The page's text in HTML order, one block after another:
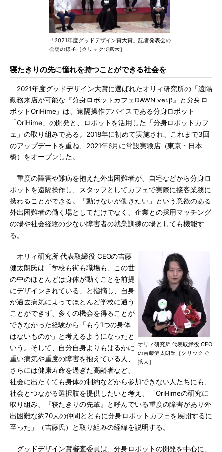
「2021年度グッドデザイン賞大賞」記者発表会の
会場の様子［クリックで拡大］
寝たきりの先に憧れを持つことができる社会を
2021年度グッドデザイン大賞に選ばれたオリィ研究所の「遠隔
勤務来店が可能な『分身ロボットカフェDAWN ver.β』と分身ロ
ボットOriHime」は、遠隔操作デバイスである分身ロボット
「OriHime」の開発と、ロボットを活用した「分身ロボットカフ
ェ」の取り組みである。2018年に初めて実施され、これまで3回
のアップデートを重ね、2021年6月に常設実験店（東京・日本
橋）をオープンした。
重度の障害や難病を抱えた外出困難者が、自宅などから分身ロ
ボットを遠隔操作し、スタッフとしてカフェで実際に接客業務に
携わることができる。「動けないが働きたい」という意欲のある
外出困難者の働く場としてだけでなく、企業との採用マッチング
の場や社会経験の少ない障害者の就業訓練の場としても機能す
る。
オリィ研究所 代表取締役 CEO
の吉藤健太朗氏［クリックで
拡大］
オリィ研究所 代表取締役 CEOの吉藤
健太朗氏は「学校も街も職場も、この世
の中のほとんどは身体が動くことを前提
にデザインされている」と指摘し、自身
が過去病気によってほとんど学校に通う
ことができず、多くの機会を得ることが
できなかった経験から「もう1つの身体
はないものか」と考えるようになったと
いう。そして、自分自身よりもはるかに
重い病気や重度の障害を抱えている人、
さらには健康寿命を過ぎた高齢者など、
社会に出たくても身体の制約などから参加できない人たちにも、
社会とつながる選択肢を提供したいと考え、「OriHimeの研究に
取り組み、『寝たきりの先輩』と呼んでいる重度の障害があり外
出困難な約70人の仲間とともに分身ロボットカフェを展開するに
至った」（吉藤氏）と取り組みの経緯を説明する。
グッドデザイン賞審査委員は、分身ロボットの開発を中心に、